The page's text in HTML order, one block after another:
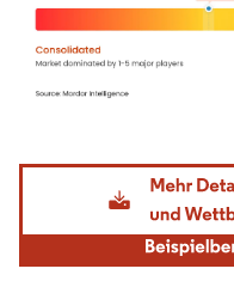
Bild © Mordor Intelligence.